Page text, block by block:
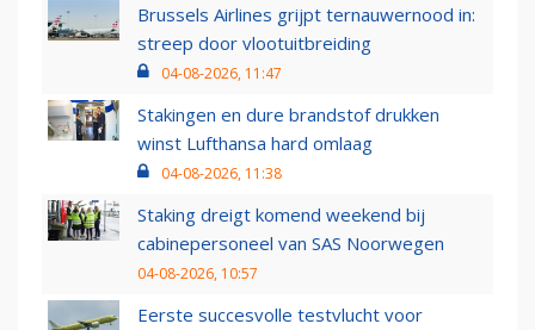
Brussels Airlines grijpt ternauwernood in:
streep door vlootuitbreiding
04-08-2026, 11:47
Stakingen en dure brandstof drukken
winst Lufthansa hard omlaag
04-08-2026, 11:38
Staking dreigt komend weekend bij
cabinepersoneel van SAS Noorwegen
04-08-2026, 10:57
Eerste succesvolle testvlucht voor